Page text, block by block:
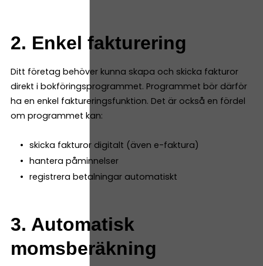
2. Enkel fakturering
Ditt företag behöver kunna skapa och skicka fakturor
direkt i bokföringsprogrammet. Programmet bör därför
ha en enkel faktureringsfunktion. Det är också en fördel
om programmet kan:
skicka fakturor digitalt (även e-faktura)
hantera påminnelser
registrera betalningar automatiskt
3. Automatisk
momsberäkning